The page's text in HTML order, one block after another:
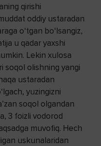
qirishi
oddiy ustaradan
o‘tgan bo‘lsangiz,
u qadar yaxshi
Lekin xulosa
soqol olishning yangi
ustaradan
yuzingizni
soqol olgandan
3 foizli vodorod
muvofiq. Hech
uskunalaridan